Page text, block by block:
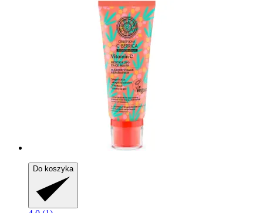
Do koszyka